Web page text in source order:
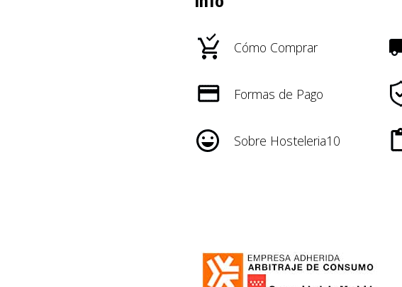
Cómo Comprar
Formas de Pago
Sobre Hosteleria10